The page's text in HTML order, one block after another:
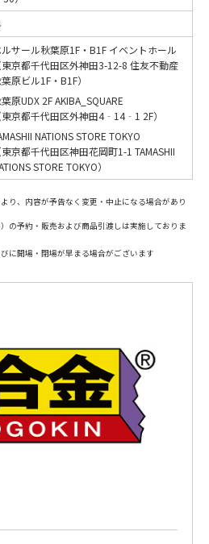
ルサール秋葉原1F・B1F イベントホール
東京都千代田区外神田3-12-8 住友不動産
原ビル1F・B1F）
葉原UDX 2F AKIBA_SQUARE
東京都千代田区外神田4‐14‐1 2F）
NATIONS STORE TOKYO
東京都千代田区神田花岡町1-1 TAMASHII
STORE TOKYO）
り、内容が予告なく変更・中止になる場合があり
の予約・販売および商品引渡しは実施しておりま
に開場・閉場が早まる場合がございます